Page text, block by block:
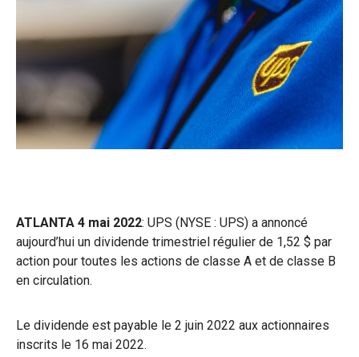
ATLANTA 4 mai 2022: UPS (NYSE : UPS) a annoncé
aujourd’hui un dividende trimestriel régulier de 1,52 $ par
action pour toutes les actions de classe A et de classe B
en circulation.
Le dividende est payable le 2 juin 2022 aux actionnaires
inscrits le 16 mai 2022.